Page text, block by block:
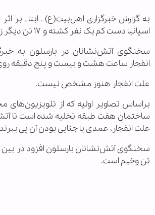
به گزارش خبرگزاری اهل‌بیت(ع) ـ ابنا ـ بر اثر
اسپانیا دست کم یک نفر کشته و ۱۷ تن دیگر زخمی شدند.
سخنگوی آتش‌نشانان در بارسلون به
انفجار ساعت هشت و بیست و پنج دقیقه
علت انفجار هنوز مشخص نیست.
براساس تصاویر اولیه که از
ساختمان هفت طبقه تخلیه شده است تا
علت انفجار، عمدی یا جنایی بودن آن پی
سخنگوی آتش‌نشانان بارسلون افزود در بین
تن وخیم است.